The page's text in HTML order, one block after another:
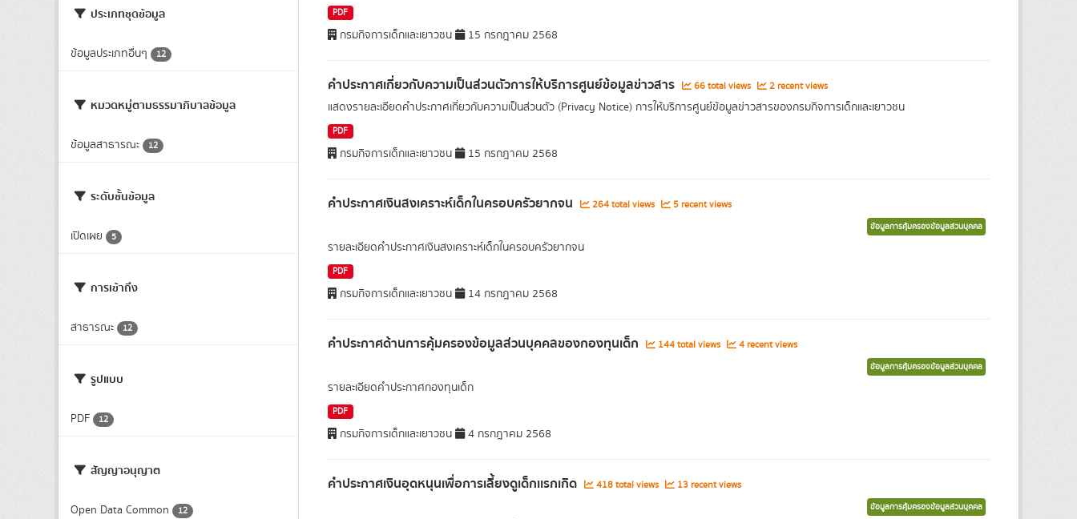
ประเภทชุดข้อมูล
ข้อมูลประเภทอื่นๆ 12
หมวดหมู่ตามธรรมาภิบาลข้อมูล
ข้อมูลสาธารณะ 12
ระดับชั้นข้อมูล
เปิดเผย 5
การเข้าถึง
สาธารณะ 12
รูปแบบ
PDF 12
สัญญาอนุญาต
Open Data Common 12
PDF
กรมกิจการเด็กและเยาวชน 15 กรกฎาคม 2568
คำประกาศเกี่ยวกับความเป็นส่วนตัวการให้บริการศูนย์ข้อมูลข่าวสาร 66 total views 2 recent views
แสดงรายละเอียดคำประกาศเกี่ยวกับความเป็นส่วนตัว (Privacy Notice) การให้บริการศูนย์ข้อมูลข่าวสารของกรมกิจการเด็กและเยาวชน
PDF
กรมกิจการเด็กและเยาวชน 15 กรกฎาคม 2568
คำประกาศเงินสงเคราะห์เด็กในครอบครัวยากจน 264 total views 5 recent views
ข้อมูลการคุ้มครองข้อมูลส่วนบุคคล
รายละเอียดคำประกาศเงินสงเคราะห์เด็กในครอบครัวยากจน
PDF
กรมกิจการเด็กและเยาวชน 14 กรกฎาคม 2568
คำประกาศด้านการคุ้มครองข้อมูลส่วนบุคคลของกองทุนเด็ก 144 total views 4 recent views
ข้อมูลการคุ้มครองข้อมูลส่วนบุคคล
รายละเอียดคำประกาศกองทุนเด็ก
PDF
กรมกิจการเด็กและเยาวชน 4 กรกฎาคม 2568
คำประกาศเงินอุดหนุนเพื่อการเลี้ยงดูเด็กเเรกเกิด 418 total views 13 recent views
ข้อมูลการคุ้มครองข้อมูลส่วนบุคคล